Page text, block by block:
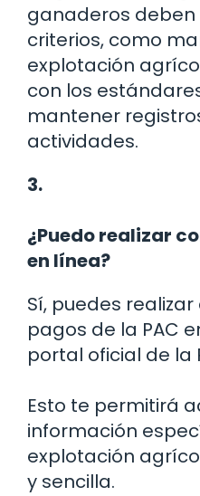
ganaderos
criterios, como
explotación
con los
mantener
actividades.
3.
¿Puedo realizar
en línea?
Sí, puedes
pagos de la PAC
portal oficial de la
Esto te permitirá
información
explotación
y sencilla.